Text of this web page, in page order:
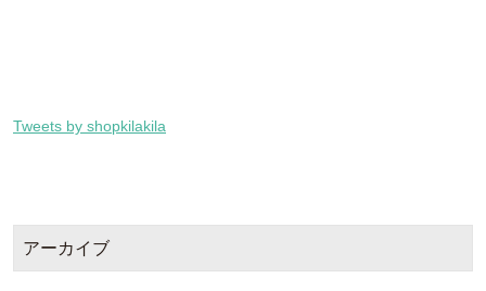
Tweets by shopkilakila
アーカイブ